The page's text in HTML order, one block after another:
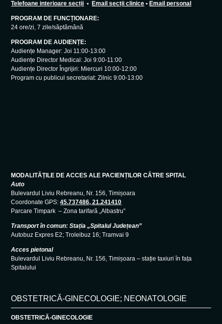
Telefoane interioare secții •Email secții clinice •Email personal
PROGRAM DE FUNCȚIONARE:
24 ore/zi, 7 zile/săptămână
PROGRAM DE AUDIENȚE:
Audiențe Manager: Joi 11:00-13:00
Audiențe Director Medical: Joi 9:00-11:00
Audiențe Director Îngrijiri: Miercuri 10:00-12:00
Program cu publicul secretariat: Zilnic 9:00-13:00
MODALITĂȚILE DE ACCES ALE PACIENȚILOR CĂTRE SPITAL
Auto
Bulevardul Liviu Rebreanu, Nr. 156, Timișoara
Coordonate GPS:45.737486, 21.241410
Parcare Timpark – Zona tarifară „Albastru”
Transport în comun: Stația „Spitalul Județean”
Autobuz Expres E2; Troleibuz 16; Tramvai 9
Acces pietonal
Bulevardul Liviu Rebreanu, Nr. 156, Timișoara – stație taxiuri în fața
Spitalului
OBSTETRICĂ-GINECOLOGIE; NEONATOLOGIE
OBSTETRICĂ-GINECOLOGIE